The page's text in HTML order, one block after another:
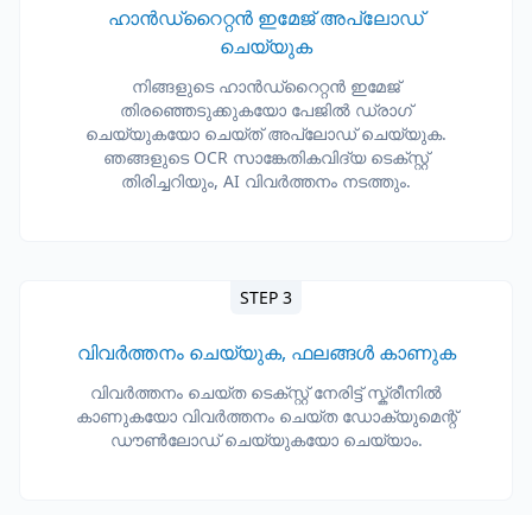
ഹാൻഡ്‌റൈറ്റൻ ഇമേജ് അപ്‌ലോഡ്
ചെയ്യുക
നിങ്ങളുടെ ഹാൻഡ്‌റൈറ്റൻ ഇമേജ്
തിരഞ്ഞെടുക്കുകയോ പേജിൽ ഡ്രാഗ്
ചെയ്യുകയോ ചെയ്ത് അപ്‌ലോഡ് ചെയ്യുക.
ഞങ്ങളുടെ OCR സാങ്കേതികവിദ്യ ടെക്സ്റ്റ്
തിരിച്ചറിയും, AI വിവർത്തനം നടത്തും.
STEP 3
വിവർത്തനം ചെയ്യുക, ഫലങ്ങൾ കാണുക
വിവർത്തനം ചെയ്ത ടെക്സ്റ്റ് നേരിട്ട് സ്ക്രീനിൽ
കാണുകയോ വിവർത്തനം ചെയ്ത ഡോക്യുമെന്റ്
ഡൗൺലോഡ് ചെയ്യുകയോ ചെയ്യാം.